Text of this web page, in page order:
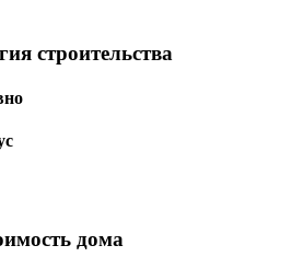
строительства
дома